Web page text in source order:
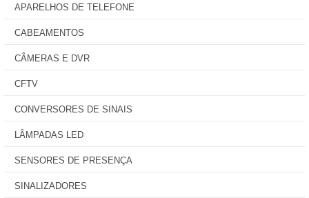
APARELHOS DE TELEFONE
CABEAMENTOS
CÂMERAS E DVR
CFTV
CONVERSORES DE SINAIS
LÂMPADAS LED
SENSORES DE PRESENÇA
SINALIZADORES